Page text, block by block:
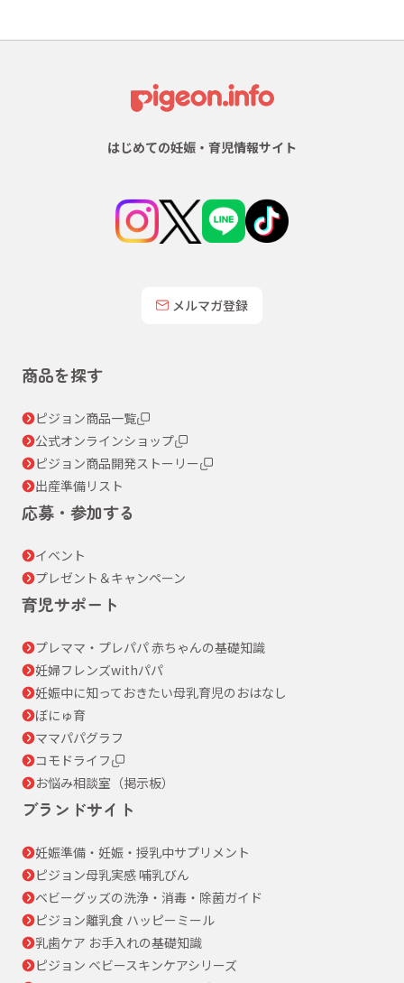
はじめての妊娠・育児情報サイト
メルマガ登録
商品を探す
ピジョン商品一覧
公式オンラインショップ
ピジョン商品開発ストーリー
出産準備リスト
応募・参加する
イベント
プレゼント＆キャンペーン
育児サポート
プレママ・プレパパ 赤ちゃんの基礎知識
妊婦フレンズwithパパ
妊娠中に知っておきたい母乳育児のおはなし
ぼにゅ育
ママパパグラフ
コモドライフ
お悩み相談室（掲示板）
ブランドサイト
妊娠準備・妊娠・授乳中サプリメント
ピジョン母乳実感 哺乳びん
ベビーグッズの洗浄・消毒・除菌ガイド
ピジョン離乳食 ハッピーミール
乳歯ケア お手入れの基礎知識
ピジョン ベビースキンケアシリーズ